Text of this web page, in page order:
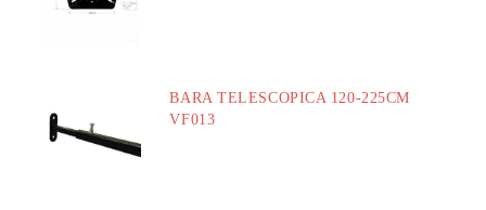
BARA TELESCOPICA 120-225CM
VF013